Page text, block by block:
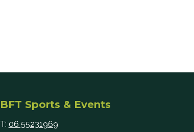
BFT Sports & Events
T: 06 55231969